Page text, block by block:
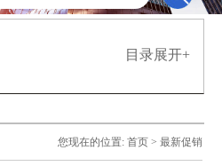
目录展开+
您现在的位置: 首页> 最新促销